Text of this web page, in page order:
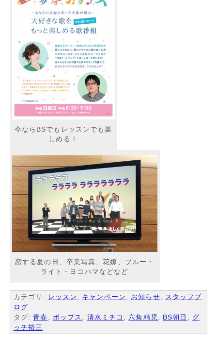
今ならBSでもレッスンでも楽
しめる！
恋する夏の日、卒業写真、花嫁、ブルー・
ライト・ヨコハマなどなど
カテゴリ: レッスン キャンペーン お知らせ
スタッフブ
ログ
タグ: 青春 ポップス 清水ミチコ ,六角精児 BS朝日
グ
ッチ裕三